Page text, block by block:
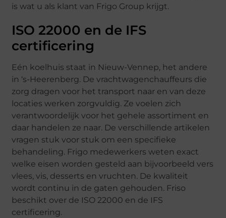
is wat u als klant van Frigo Group krijgt.
ISO 22000 en de IFS
certificering
Eén koelhuis staat in Nieuw-Vennep, het andere
in ‘s-Heerenberg. De vrachtwagenchauffeurs die
zorg dragen voor het transport naar en van deze
locaties werken zorgvuldig. Ze voelen zich
verantwoordelijk voor het gehele assortiment en
daar handelen ze naar. De verschillende artikelen
vragen stuk voor stuk om een specifieke
behandeling. Frigo medewerkers weten exact
welke eisen worden gesteld aan bijvoorbeeld vers
vlees, vis, desserts en vruchten. De kwaliteit
wordt continu in de gaten gehouden. Friso
beschikt over de ISO 22000 en de IFS
certificering.